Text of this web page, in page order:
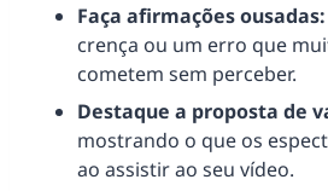
Faça afirmações ousadas:
crença ou um erro que
cometem sem perceber.
Destaque a proposta de
mostrando o que os
ao assistir ao seu vídeo.